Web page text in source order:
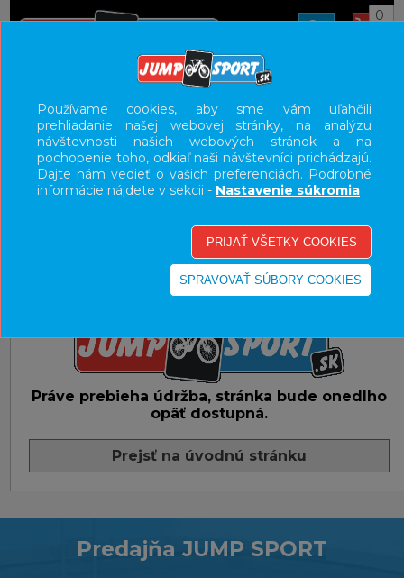
0
UŽÍVATEĽSKÝ PANEL
KATEGÓRIE
HLAVNÉ MENU
VÝPREDAJ - VŠETKO
Práve prebieha údržba, stránka bude onedlho
opäť dostupná.
Prejsť na úvodnú stránku
Predajňa JUMP SPORT
Používame cookies, aby sme vám uľahčili
prehliadanie našej webovej stránky, na analýzu
návštevnosti našich webových stránok a na
pochopenie toho, odkiaľ naši návštevníci prichádzajú.
Dajte nám vedieť o vašich preferenciách. Podrobné
informácie nájdete v sekcii - Nastavenie súkromia